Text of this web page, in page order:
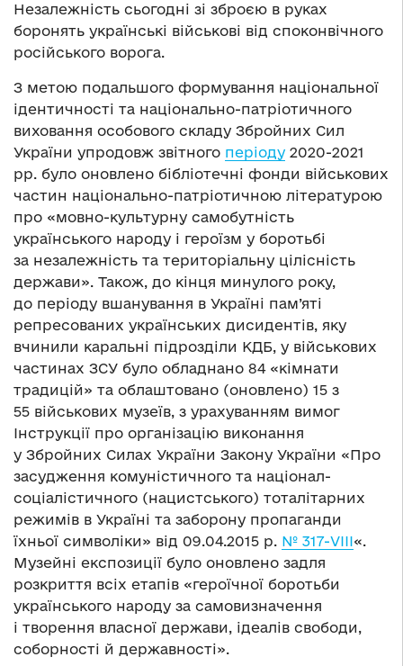
Незалежність сьогодні зі зброєю в руках
боронять українські військові від споконвічного
російського ворога.
З метою подальшого формування національної
ідентичності та національно-патріотичного
виховання особового складу Збройних Сил
України упродовж звітного періоду 2020-2021
рр. було оновлено бібліотечні фонди військових
частин національно-патріотичною літературою
про «мовно-культурну самобутність
українського народу і героїзм у боротьбі
за незалежність та територіальну цілісність
держави». Також, до кінця минулого року,
до періоду вшанування в Україні пам’яті
репресованих українських дисидентів, яку
вчинили каральні підрозділи КДБ, у військових
частинах ЗСУ було обладнано 84 «кімнати
традицій» та облаштовано (оновлено) 15 з
55 військових музеїв, з урахуванням вимог
Інструкції про організацію виконання
у Збройних Силах України Закону України «Про
засудження комуністичного та націонал-
соціалістичного (нацистського) тоталітарних
режимів в Україні та заборону пропаганди
їхньої символіки» від 09.04.2015 р. № 317-VIII«.
Музейні експозиції було оновлено задля
розкриття всіх етапів «героїчної боротьби
українського народу за самовизначення
і творення власної держави, ідеалів свободи,
соборності й державності».